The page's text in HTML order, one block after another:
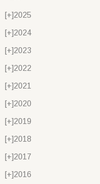
[+]2025
[+]2024
[+]2023
[+]2022
[+]2021
[+]2020
[+]2019
[+]2018
[+]2017
[+]2016